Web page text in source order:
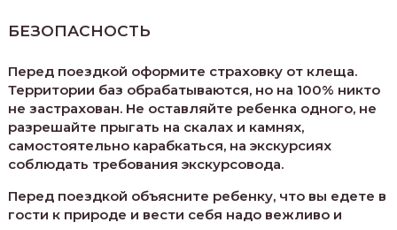
БЕЗОПАСНОСТЬ
Перед поездкой оформите страховку от клеща.
Территории баз обрабатываются, но на 100% никто
не застрахован. Не оставляйте ребенка одного, не
разрешайте прыгать на скалах и камнях,
самостоятельно карабкаться, на экскурсиях
соблюдать требования экскурсовода.
Перед поездкой объясните ребенку, что вы едете в
гости к природе и вести себя надо вежливо и